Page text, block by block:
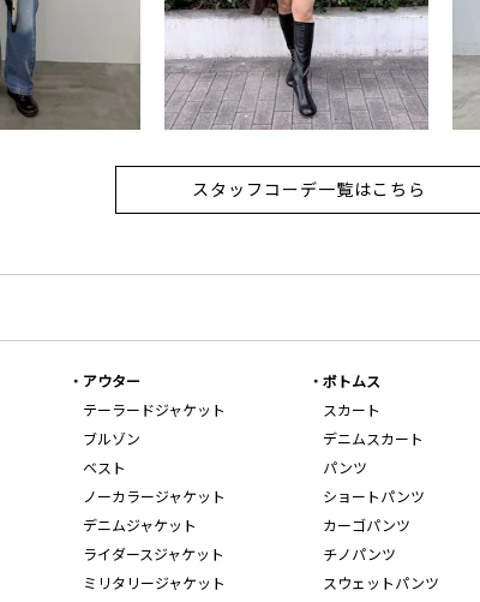
スタッフコーデ一覧はこちら
アウター
テーラードジャケット
ブルゾン
ベスト
ノーカラージャケット
デニムジャケット
ライダースジャケット
ミリタリージャケット
ボトムス
スカート
デニムスカート
パンツ
ショートパンツ
カーゴパンツ
チノパンツ
スウェットパンツ